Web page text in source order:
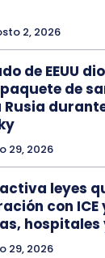
2, 2026
de EEUU
de
29, 2026
leyes
con ICE
hospitales
29, 2026